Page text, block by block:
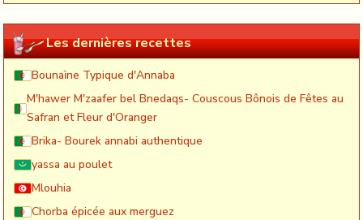
Les dernières recettes
Bounaïne Typique d'Annaba
M'hawer M'zaafer bel Bnedaqs- Couscous Bônois de Fêtes au
Safran et Fleur d'Oranger
Brika- Bourek annabi authentique
yassa au poulet
Mlouhia
Chorba épicée aux merguez